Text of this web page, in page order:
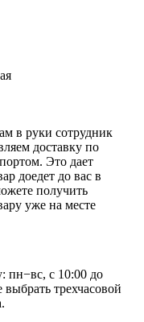
в руки сотрудник
доставку по
Это дает
доедет до вас в
получить
уже на месте
пн−вс, с 10:00 до
трехчасовой